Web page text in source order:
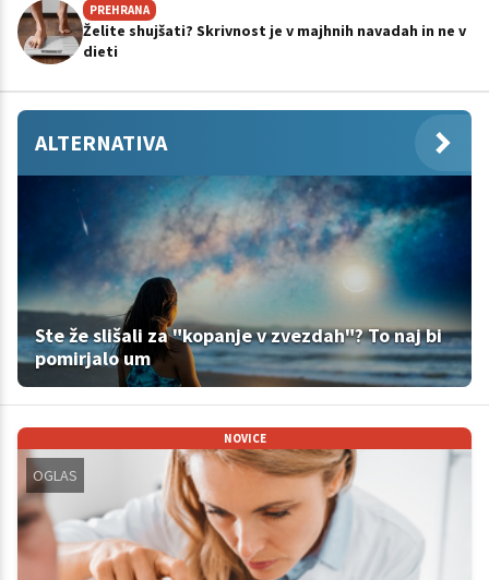
PREHRANA
Želite shujšati? Skrivnost je v majhnih navadah in ne v
dieti
ALTERNATIVA
Ste že slišali za "kopanje v zvezdah"? To naj bi
pomirjalo um
NOVICE
OGLAS